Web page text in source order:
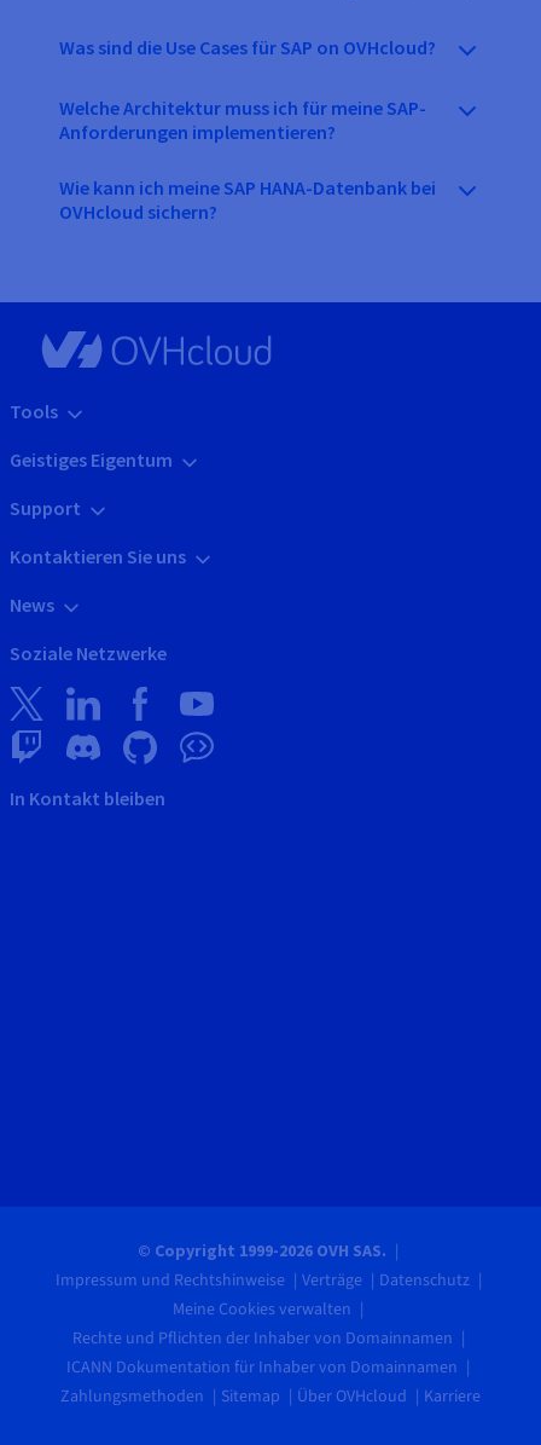
Was sind die Use Cases für SAP on OVHcloud?
Welche Architektur muss ich für meine SAP-
Anforderungen implementieren?
Wie kann ich meine SAP HANA-Datenbank bei
OVHcloud sichern?
Tools
Geistiges Eigentum
Support
Kontaktieren Sie uns
News
Soziale Netzwerke
In Kontakt bleiben
© Copyright 1999-2026 OVH SAS.
Impressum und Rechtshinweise Verträge
Datenschutz
Meine Cookies verwalten
Rechte und Pflichten der Inhaber von Domainnamen
ICANN Dokumentation für Inhaber von Domainnamen
Zahlungsmethoden
Sitemap Über OVHcloud Karriere